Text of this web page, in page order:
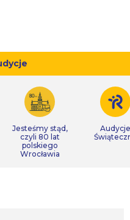
Jesteśmy stąd,
czyli 80 lat
polskiego
Wrocławia
Audycje